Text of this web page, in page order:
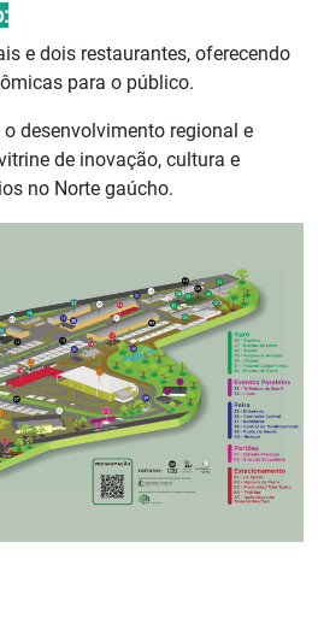
e dois restaurantes, oferecendo
para o público.
desenvolvimento regional e
de inovação, cultura e
no Norte gaúcho.